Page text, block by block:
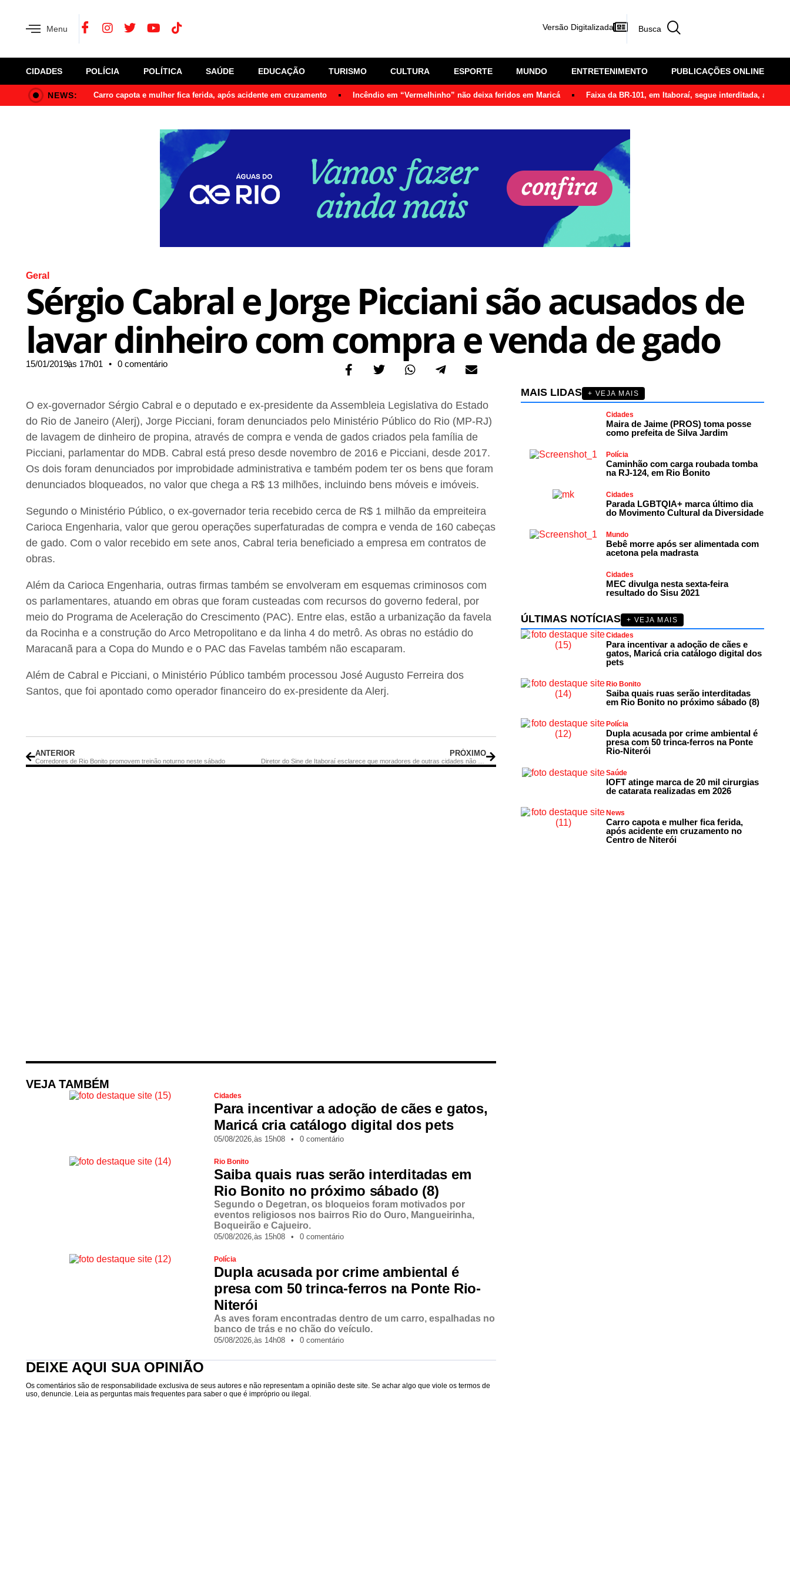
Menu Versão Digitalizada
CIDADES POLÍCIA POLÍTICA SAÚDE EDUCAÇÃO TURISMO CULTURA ESPORTE MUNDO ENTRETENIMENTO PUBLICAÇÕES ONLINE
NEWS: Carro capota e mulher fica ferida, após acidente em cruzamento Incêndio em “Vermelhinho” não deixa feridos em Maricá Faixa da BR-101, em Itaboraí, segue interditada, após
Geral
Sérgio Cabral e Jorge Picciani são acusados de
lavar dinheiro com compra e venda de gado
15/01/2019,às 17h01 • 0 comentário
O ex-governador Sérgio Cabral e o deputado e ex-presidente da Assembleia Legislativa do Estado
do Rio de Janeiro (Alerj), Jorge Picciani, foram denunciados pelo Ministério Público do Rio (MP-RJ)
de lavagem de dinheiro de propina, através de compra e venda de gados criados pela família de
Picciani, parlamentar do MDB. Cabral está preso desde novembro de 2016 e Picciani, desde 2017.
Os dois foram denunciados por improbidade administrativa e também podem ter os bens que foram
denunciados bloqueados, no valor que chega a R$ 13 milhões, incluindo bens móveis e imóveis.
Segundo o Ministério Público, o ex-governador teria recebido cerca de R$ 1 milhão da empreiteira
Carioca Engenharia, valor que gerou operações superfaturadas de compra e venda de 160 cabeças
de gado. Com o valor recebido em sete anos, Cabral teria beneficiado a empresa em contratos de
obras.
Além da Carioca Engenharia, outras firmas também se envolveram em esquemas criminosos com
os parlamentares, atuando em obras que foram custeadas com recursos do governo federal, por
meio do Programa de Aceleração do Crescimento (PAC). Entre elas, estão a urbanização da favela
da Rocinha e a construção do Arco Metropolitano e da linha 4 do metrô. As obras no estádio do
Maracanã para a Copa do Mundo e o PAC das Favelas também não escaparam.
Além de Cabral e Picciani, o Ministério Público também processou José Augusto Ferreira dos
Santos, que foi apontado como operador financeiro do ex-presidente da Alerj.
ANTERIOR
Corredores de Rio Bonito promovem treinão noturno neste sábado
PRÓXIMO
VEJA TAMBÉM
Cidades
Para incentivar a adoção de cães e gatos,
Maricá cria catálogo digital dos pets
05/08/2026,às 15h08 • 0 comentário
Rio Bonito
Saiba quais ruas serão interditadas em
Rio Bonito no próximo sábado (8)
Segundo o Degetran, os bloqueios foram motivados por
eventos religiosos nos bairros Rio do Ouro, Mangueirinha,
Boqueirão e Cajueiro.
05/08/2026,às 15h08 • 0 comentário
Polícia
Dupla acusada por crime ambiental é
presa com 50 trinca-ferros na Ponte Rio-
Niterói
As aves foram encontradas dentro de um carro, espalhadas no
banco de trás e no chão do veículo.
05/08/2026,às 14h08 • 0 comentário
DEIXE AQUI SUA OPINIÃO
Os comentários são de responsabilidade exclusiva de seus autores e não representam a opinião deste site. Se achar algo que viole os termos de
uso, denuncie. Leia as perguntas mais frequentes para saber o que é impróprio ou ilegal.
MAIS LIDAS + VEJA MAIS
Cidades
Maira de Jaime (PROS) toma posse
como prefeita de Silva Jardim
Polícia
Caminhão com carga roubada tomba
na RJ-124, em Rio Bonito
Cidades
Parada LGBTQIA+ marca último dia
do Movimento Cultural da Diversidade
Mundo
Bebê morre após ser alimentada com
acetona pela madrasta
Cidades
MEC divulga nesta sexta-feira
resultado do Sisu 2021
ÚLTIMAS NOTÍCIAS
+ VEJA MAIS
Cidades
Para incentivar a adoção de cães e
gatos, Maricá cria catálogo digital dos
pets
Rio Bonito
Saiba quais ruas serão interditadas
em Rio Bonito no próximo sábado (8)
Polícia
Dupla acusada por crime ambiental é
presa com 50 trinca-ferros na Ponte
Rio-Niterói
Saúde
IOFT atinge marca de 20 mil cirurgias
de catarata realizadas em 2026
News
Carro capota e mulher fica ferida,
após acidente em cruzamento no
Centro de Niterói